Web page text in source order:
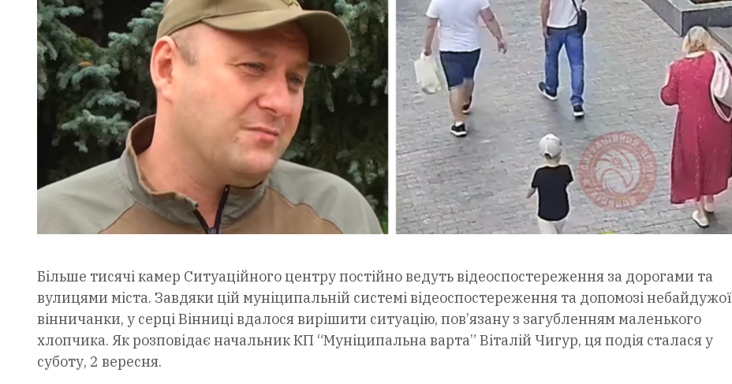
Більше тисячі камер Ситуаційного центру постійно ведуть відеоспостереження за дорогами та
вулицями міста. Завдяки цій муніципальній системі відеоспостереження та допомозі небайдужої
вінничанки, у серці Вінниці вдалося вирішити ситуацію, пов’язану з загубленням маленького
хлопчика. Як розповідає начальник КП “Муніципальна варта” Віталій Чигур, ця подія сталася у
суботу, 2 вересня.